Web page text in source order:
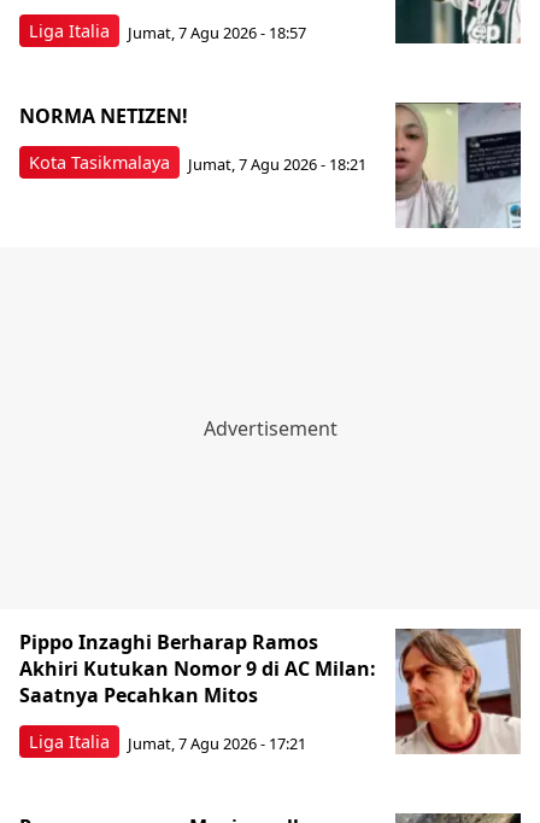
Liga Italia Jumat, 7 Agu 2026 - 18:57
Kota Tasikmalaya
NORMA NETIZEN!
Jumat, 7 Agu 2026 - 18:21
Liga Italia
Pippo Inzaghi Berharap Ramos
Akhiri Kutukan Nomor 9 di AC Milan:
Saatnya Pecahkan Mitos
Jumat, 7 Agu 2026 - 17:21